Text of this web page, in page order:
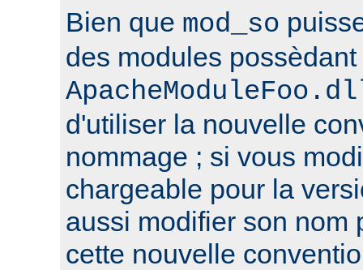
Bien que mod_so
des modules
d'utiliser la nouvelle
nommage ; si vous
chargeable pour la
aussi modifier son nom
cette nouvelle